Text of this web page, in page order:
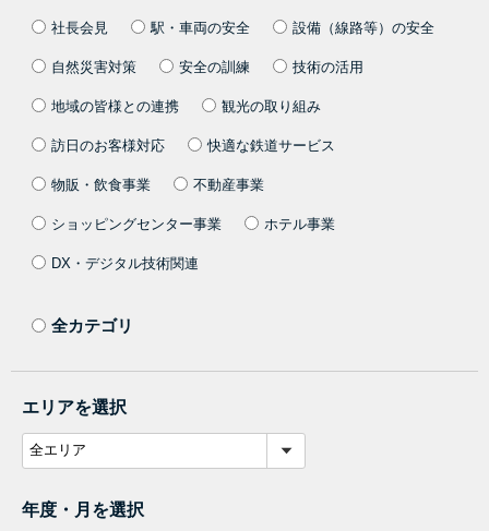
社長会見 駅・車両の安全 設備（線路等）の安全
自然災害対策 安全の訓練 技術の活用
地域の皆様との連携 観光の取り組み
訪日のお客様対応 快適な鉄道サービス
物販・飲食事業 不動産事業
ショッピングセンター事業 ホテル事業
DX・デジタル技術関連
全カテゴリ
エリアを選択
年度・月を選択